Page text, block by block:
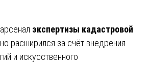
экспертизы кадастровой
расширился за счёт внедрения
и искусственного